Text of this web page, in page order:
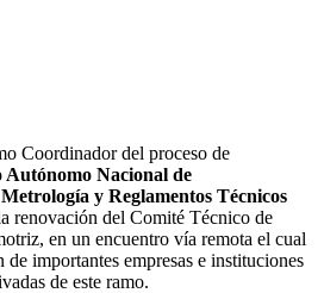
Coordinador del proceso de
Autónomo Nacional de
y Reglamentos Técnicos
renovación del Comité Técnico de
en un encuentro vía remota el cual
importantes empresas e instituciones
de este ramo.